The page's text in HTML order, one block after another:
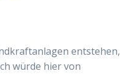
entstehen,
würde hier von